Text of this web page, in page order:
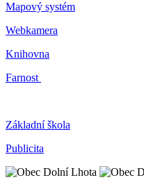
Mapový systém
Webkamera
Knihovna
Farnost
Základní škola
Publicita